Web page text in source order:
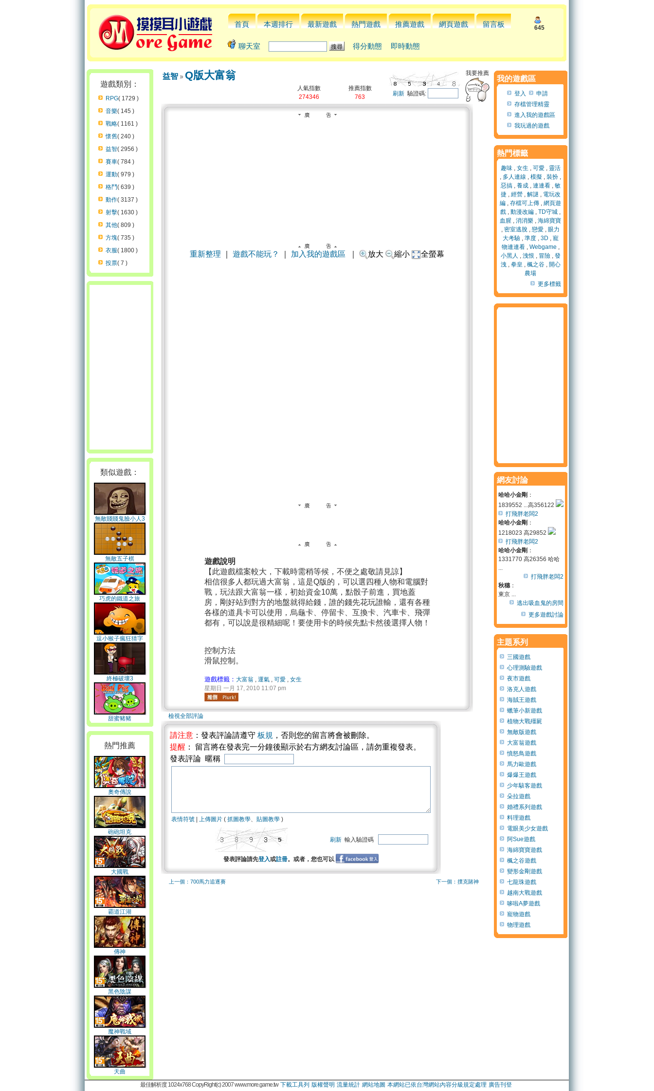
首頁 本週排行 最新遊戲 熱門遊戲 推薦遊戲 網頁遊戲 留言板 645
聊天室 得分動態 即時動態
遊戲類別：
RPG( 1729 )
音樂( 145 )
戰略( 1161 )
懷舊( 240 )
益智( 2956 )
賽車( 784 )
運動( 979 )
格鬥( 639 )
動作( 3137 )
射擊( 1630 )
其他( 809 )
方塊( 735 )
衣服( 1800 )
投票( 7 )
類似遊戲：
無敵賤賤鬼臉小人3
無敵五子棋
巧虎的鐵道之旅
逗小猴子瘋狂猜字
終極破壞3
甜蜜豬豬
熱門推薦
奧奇傳說
砲砲坦克
大國戰
霸道江湖
傳神
黑色陰謀
魔神戰域
天曲
益智 Q版大富翁
人氣指數
274346
推薦指數
763
刷新驗證碼:
我要推薦
重新整理 遊戲不能玩？ 加入我的遊戲區 放大 縮小 全螢幕
遊戲說明
【此遊戲檔案較大，下載時需稍等候，不便之處敬請見諒】
相信很多人都玩過大富翁，這是Q版的，可以選四種人物和電腦對
戰，玩法跟大富翁一樣，初始資金10萬，點骰子前進，買地蓋
房，剛好站到對方的地盤就得給錢，誰的錢先花玩誰輸，還有各種
各樣的道具卡可以使用，烏龜卡、停留卡、互換卡、汽車卡、飛彈
都有，可以說是很精細呢！要使用卡的時候先點卡然後選擇人物！
控制方法
滑鼠控制。
遊戲標籤： 大富翁 , 運氣, 可愛, 女生
星期日 一月 17, 2010 11:07 pm
檢視全部評論
請注意 ：發表評論請遵守 板規 ，否則您的留言將會被刪除。
提醒 ： 留言將在發表完一分鐘後顯示於右方網友討論區，請勿重複發表。
發表評論 暱稱
表情符號 上傳圖片 ( 抓圖教學、 貼圖教學 )
刷新 輸入驗證碼
發表評論請先登入或註冊。或者，您也可以
上一個：700馬力追逐賽 下一個：撲克賭神
我的遊戲區
登入
申請
存檔管理精靈
進入我的遊戲區
我玩過的遊戲
熱門標籤
趣味, 女生 , 可愛, 靈活
, 多人連線 , 模擬 , 裝扮 ,
惡搞, 養成, 連連看, 敏
捷, 經營, 解謎 , 電玩改
編 , 存檔可上傳 , 網頁遊
戲 , 動漫改編 , TD守城 ,
血腥 , 消消樂 , 海綿寶寶
, 密室逃脫 , 戀愛 , 眼力
大考驗, 準度, 3D , 寵
物連連看, Webgame ,
小黑人 , 洩恨 , 冒險, 發
洩, 拳皇 , 楓之谷, 開心
農場
更多標籤
網友討論
哈哈小金剛 ：
1839552 ...高356122
打飛胖老闆2
哈哈小金剛 ：
1218023 高29852
打飛胖老闆2
哈哈小金剛 ：
1331770 高26356 哈哈
...
打飛胖老闆2
秋穗：
東京 ...
逃出吸血鬼的房間
更多遊戲討論
主題系列
三國遊戲
心理測驗遊戲
夜市遊戲
洛克人遊戲
海賊王遊戲
蠟筆小新遊戲
植物大戰殭屍
無敵版遊戲
大富翁遊戲
憤怒鳥遊戲
馬力歐遊戲
爆爆王遊戲
少年駭客遊戲
朵拉遊戲
婚禮系列遊戲
料理遊戲
電眼美少女遊戲
阿Sue遊戲
海綿寶寶遊戲
楓之谷遊戲
變形金剛遊戲
七龍珠遊戲
越南大戰遊戲
哆啦A夢遊戲
寵物遊戲
物理遊戲
最佳解析度 1024x768 CopyRight(c) 2007 www.more.game.tw 下載工具列 版權聲明 流量統計 網站地圖 本網站已依台灣網站內容分級規定處理 廣告刊登